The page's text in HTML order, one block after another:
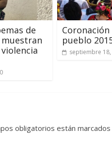
de
muestran
0
pueblo
septiembre 18,
obligatorios están marcados